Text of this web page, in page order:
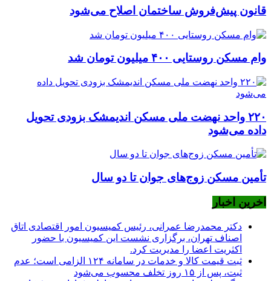
قانون پیش‌فروش ساختمان اصلاح می‌شود
وام مسکن روستایی ۴۰۰ میلیون تومان شد
۲۲۰ واحد نهضت ملی مسکن اندیمشک بزودی تحویل
داده می‌شود
تأمین مسکن زوج‌های جوان تا دو سال
اخرین اخبار
دکتر محمدرضا عمرانی، رئیس کمیسیون امور اقتصادی اتاق
اصناف تهران، برگزاری نشست این کمیسیون با حضور
اکثریت اعضا را مدیریت کرد.
ثبت قیمت کالا و خدمات در سامانه ۱۲۴ الزامی است؛ عدم
ثبت، پس از ۱۵ روز تخلف محسوب می‌شود